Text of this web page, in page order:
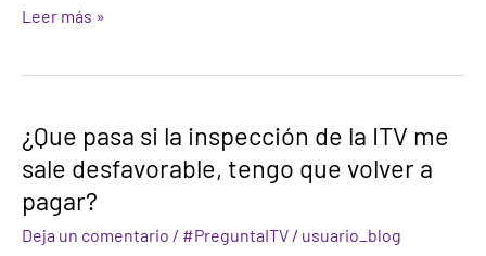
Leer más »
¿Que pasa si la inspección de la ITV me
sale desfavorable, tengo que volver a
pagar?
Deja un comentario / #PreguntaITV / usuario_blog
¿Que
pasa
si
inspección
de
la